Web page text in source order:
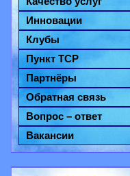
Инновации
Клубы
Пункт ТСР
Партнёры
Обратная связь
Вопрос – ответ
Вакансии